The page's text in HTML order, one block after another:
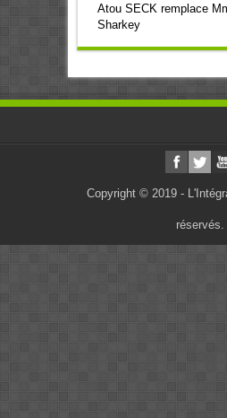
Atou SECK remplace
Sharkey
Copyright © 2019 -
réservés.